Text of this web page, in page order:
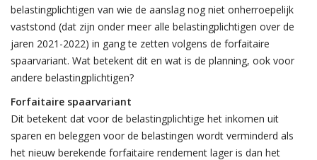
belastingplichtigen van wie de aanslag nog niet onherroepelijk
vaststond (dat zijn onder meer alle belastingplichtigen over de
jaren 2021-2022) in gang te zetten volgens de forfaitaire
spaarvariant. Wat betekent dit en wat is de planning, ook voor
andere belastingplichtigen?
Forfaitaire spaarvariant
Dit betekent dat voor de belastingplichtige het inkomen uit
sparen en beleggen voor de belastingen wordt verminderd als
het nieuw berekende forfaitaire rendement lager is dan het